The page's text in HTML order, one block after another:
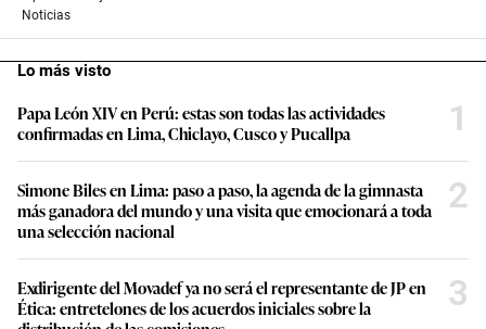
Noticias
Lo más visto
Papa León XIV en Perú: estas son todas las actividades
confirmadas en Lima, Chiclayo, Cusco y Pucallpa
1
Simone Biles en Lima: paso a paso, la agenda de la gimnasta
más ganadora del mundo y una visita que emocionará a toda
una selección nacional
2
Exdirigente del Movadef ya no será el representante de JP en
Ética: entretelones de los acuerdos iniciales sobre la
3